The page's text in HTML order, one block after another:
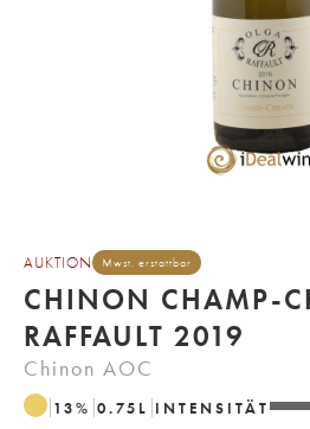
AUKTION Mwst. erstattbar
CHINON CHAMP-
RAFFAULT 2019
Chinon AOC
13% 0.75 L INTENSITÄT